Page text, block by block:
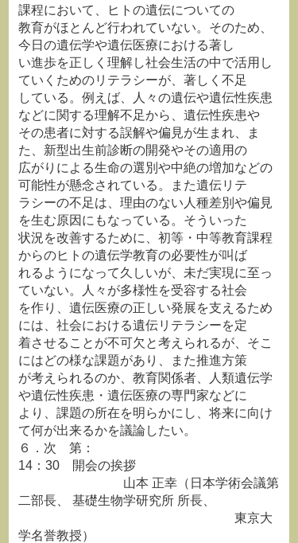
課程において、ヒトの遺伝についての
教育がほとんど行われていない。そのため、
今日の遺伝学や遺伝医療における著し
い進歩を正しく理解し社会生活の中で活用し
ていくためのリテラシーが、著しく不足
している。例えば、人々の遺伝や遺伝性疾患
などに関する理解不足から、遺伝性疾患や
その患者に対する誤解や偏見が生まれ、ま
た、新型出生前診断の開発やその適用の
広がりによる生命の選別や中絶の増加などの
可能性が懸念されている。また遺伝リテ
ラシーの不足は、理由のない人種差別や偏見
を生む原因にもなっている。そういった
状況を改善するために、初等・中等教育課程
からのヒトの遺伝学教育の必要性が叫ば
れるようになって久しいが、未だ実現に至っ
ていない。人々が多様性を受容する社会
を作り、遺伝医療の正しい発展を支えるため
には、社会における遺伝リテラシーを定
着させることが不可欠と考えられるが、そこ
にはどの様な課題があり、また推進方策
が考えられるのか、教育関係者、人類遺伝学
や遺伝性疾患・遺伝医療の専門家などに
より、課題の所在を明らかにし、将来に向け
て何が出来るかを議論したい。
６．次 第：
14：30 開会の挨拶
山本 正幸（日本学術会議第
二部長、 基礎生物学研究所 所長、
東京大
学名誉教授）